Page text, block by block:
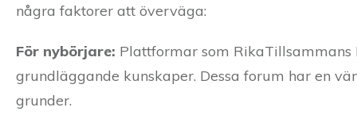
några faktorer att överväga:
För nybörjare: Plattformar som
grundläggande kunskaper. Dessa forum har en
grunder.